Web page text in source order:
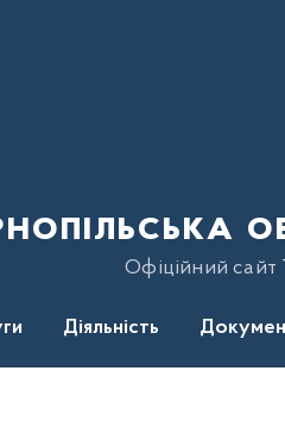
Офіційний сайт
Діяльність